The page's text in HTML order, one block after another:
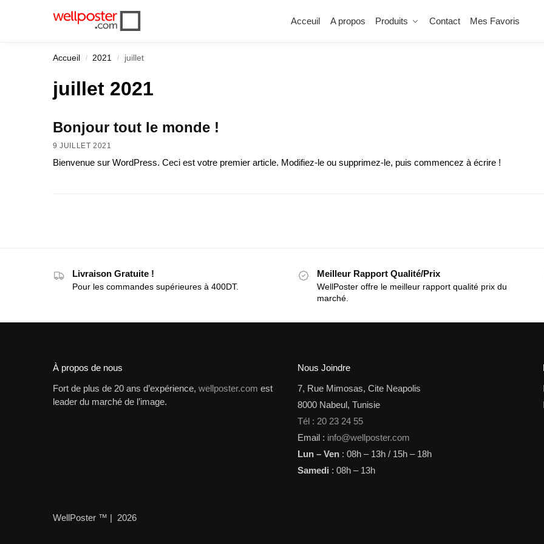
Acceuil A propos Produits Contact Mes Favoris
Récemment ajouté
Accueil / 2021 / juillet
juillet 2021
Bonjour tout le monde !
9 JUILLET 2021
Bienvenue sur WordPress. Ceci est votre premier article. Modifiez-le ou supprimez-le, puis commencez à écrire !
Livraison Gratuite !
Pour les commandes supérieures à 400DT.
Meilleur Rapport Qualité/Prix
WellPoster offre le meilleur rapport qualité prix du
marché.
À propos de nous
Fort de plus de 20 ans d’expérience, wellposter.com est
leader du marché de l’image.
Nous Joindre
7, Rue Mimosas, Cite Neapolis
8000 Nabeul, Tunisie
Tél : 20 23 24 55
Email : info@wellposter.com
Lun – Ven : 08h – 13h / 15h – 18h
Samedi : 08h – 13h
WellPoster ™ | 2026